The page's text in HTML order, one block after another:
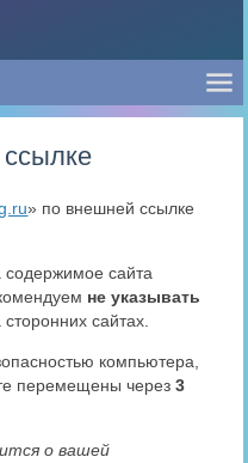
» по внешней ссылке
содержимое сайта
не указывать
сайтах.
компьютера,
перемещены через3
о вашей